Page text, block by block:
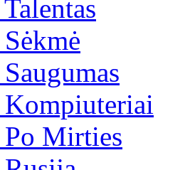
Kompiuteriai
Mirties